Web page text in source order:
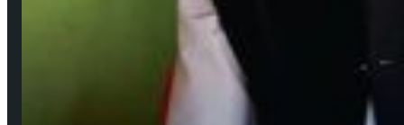
উপকূলের করোনাযোদ্ধা চার নারী 🔻নারীর চোখে সময়টাকে দেখি